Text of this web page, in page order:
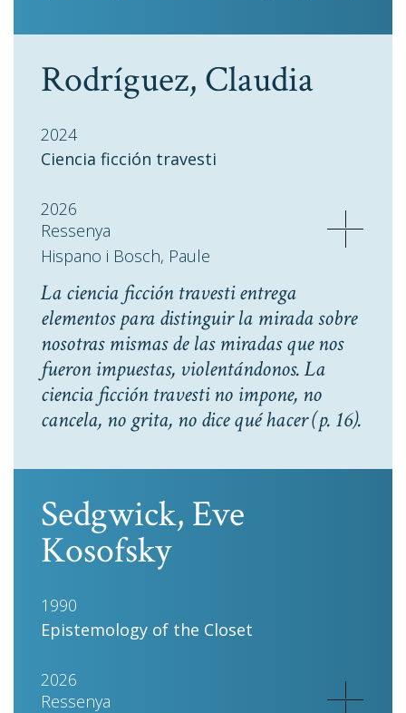
Rodríguez, Claudia
2024
Ciencia ficción travesti
2026
Ressenya
Hispano i Bosch, Paule
La ciencia ficción travesti entrega
elementos para distinguir la mirada sobre
nosotras mismas de las miradas que nos
fueron impuestas, violentándonos. La
ciencia ficción travesti no impone, no
cancela, no grita, no dice qué hacer(p. 16).
Sedgwick, Eve
Kosofsky
1990
Epistemology of the Closet
2026
Ressenya